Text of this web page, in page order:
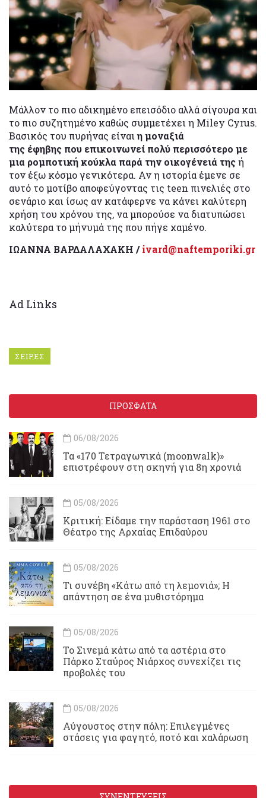
Μάλλον το πιο αδικημένο επεισόδιο αλλά σίγουρα και
το πιο συζητημένο καθώς συμμετέχει η Miley Cyrus.
Βασικός του πυρήνας είναιη μοναξιά
της έφηβης που επικοινωνεί πολύ περισσότερο με
μια ρομποτική κούκλα παρά την οικογένειά τηςή
τον έξω κόσμο γενικότερα. Αν η ιστορία έμενε σε
αυτό το μοτίβο αποφεύγοντας τις teen πινελιές στο
σενάριο και ίσως αν κατάφερνε να κάνει καλύτερη
χρήση του χρόνου της, να μπορούσε να διατυπώσει
καλύτερα το μήνυμά της που πήγε χαμένο.
ΙΩΑΝΝΑ ΒΑΡΔΑΛΑΧΑΚΗ /ivard@naftemporiki.gr
Ad Links
ΣΕΙΡΕΣ
ΠΡΟΣΦΑΤΑ
06/08/2026
Τα «170 Τετραγωνικά (moonwalk)»
επιστρέφουν στη σκηνή για 8η χρονιά
05/08/2026
Κριτική: Είδαμε την παράσταση 1961 στο
Θέατρο της Αρχαίας Επιδαύρου
05/08/2026
Τι συνέβη «Κάτω από τη λεμονιά»; Η
απάντηση σε ένα μυθιστόρημα
05/08/2026
To Σινεμά κάτω από τα αστέρια στο
Πάρκο Σταύρος Νιάρχος συνεχίζει τις
προβολές του
05/08/2026
Αύγουστος στην πόλη: Επιλεγμένες
στάσεις για φαγητό, ποτό και χαλάρωση